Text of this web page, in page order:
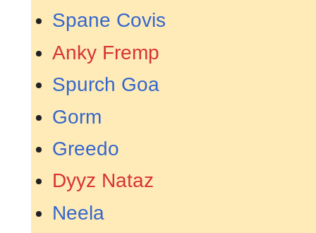
Spane Covis
Anky Fremp
Spurch Goa
Gorm
Greedo
Dyyz Nataz
Neela